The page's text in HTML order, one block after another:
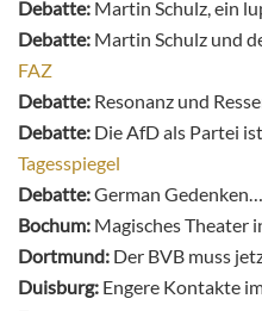
Debatte: Martin Schulz, ein
Debatte: Martin Schulz und
FAZ
Debatte: Resonanz und
Debatte: Die AfD als Partei
Tagesspiegel
Debatte:German Gedenken…
Bochum: Magisches Theater
Dortmund: Der BVB muss
Duisburg: Engere Kontakte